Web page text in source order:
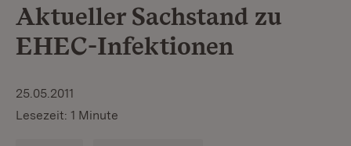
Aktueller Sachstand zu
EHEC-Infektionen
25.05.2011
Lesezeit: 1 Minute